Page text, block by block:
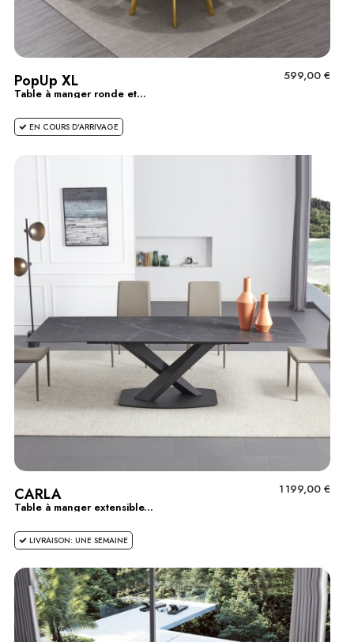
PopUp XL
Table à manger ronde et...
599,00 €
EN COURS D'ARRIVAGE
CARLA
Table à manger extensible...
1 199,00 €
LIVRAISON: UNE SEMAINE